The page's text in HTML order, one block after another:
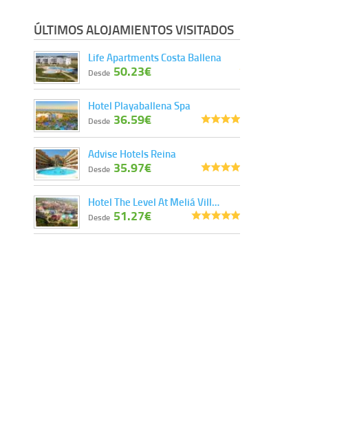
ÚLTIMOS ALOJAMIENTOS VISITADOS
Life Apartments Costa Ballena
Desde 50.23€
Hotel Playaballena Spa
Desde 36.59€
Advise Hotels Reina
Desde 35.97€
Hotel The Level At Meliá Vill…
Desde 51.27€